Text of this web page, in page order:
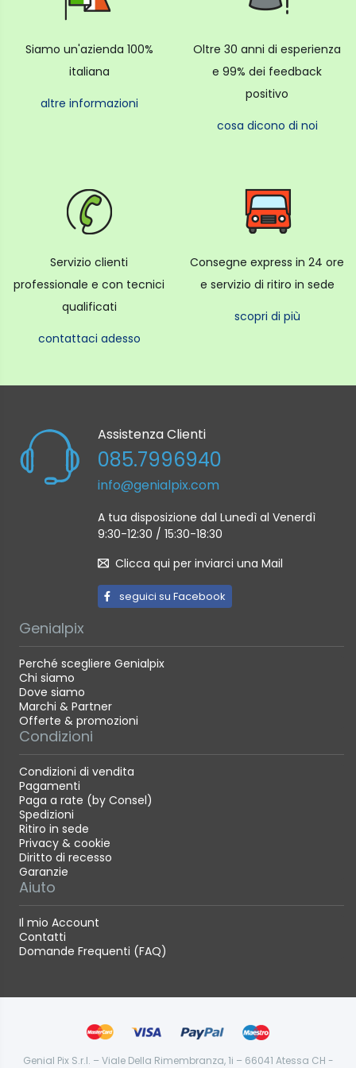
Siamo un'azienda 100%
italiana
altre informazioni
Oltre 30 anni di esperienza
e 99% dei feedback
positivo
cosa dicono di noi
Servizio clienti
professionale e con tecnici
qualificati
contattaci adesso
Consegne express in 24 ore
e servizio di ritiro in sede
scopri di più
Assistenza Clienti
085.7996940
info@genialpix.com
A tua disposizione dal Lunedì al Venerdì
9:30-12:30 / 15:30-18:30
Clicca qui per inviarci una Mail
seguici su Facebook
Genialpix
Perché scegliere Genialpix
Chi siamo
Dove siamo
Marchi & Partner
Offerte & promozioni
Condizioni
Condizioni di vendita
Pagamenti
Paga a rate (by Consel)
Spedizioni
Ritiro in sede
Privacy & cookie
Diritto di recesso
Garanzie
Aiuto
Il mio Account
Contatti
Domande Frequenti (FAQ)
Genial Pix S.r.l. – Viale Della Rimembranza, 1i – 66041 Atessa CH -